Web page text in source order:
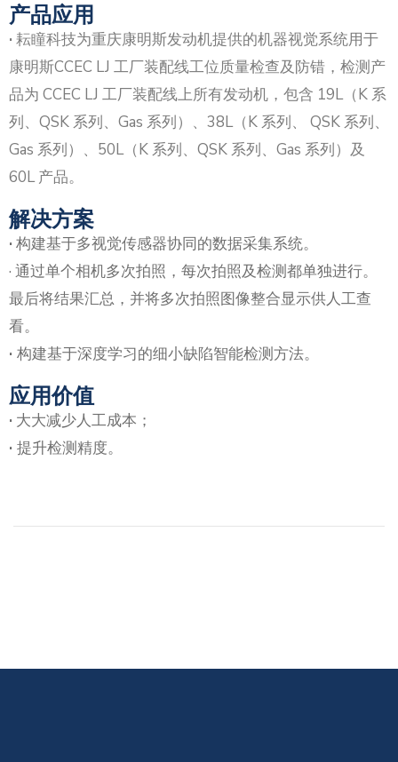
产品应用
· 耘瞳科技为重庆康明斯发动机提供的机器视觉系统用于
康明斯CCEC LJ 工厂装配线工位质量检查及防错，检测产
品为 CCEC LJ 工厂装配线上所有发动机，包含 19L（K 系
列、QSK 系列、Gas 系列）、38L（K 系列、 QSK 系列、
Gas 系列）、50L（K 系列、QSK 系列、Gas 系列）及
60L 产品。
解决方案
· 构建基于多视觉传感器协同的数据采集系统。
· 通过单个相机多次拍照，每次拍照及检测都单独进行。
最后将结果汇总，并将多次拍照图像整合显示供人工查
看。
· 构建基于深度学习的细小缺陷智能检测方法。
应用价值
· 大大减少人工成本；
· 提升检测精度。